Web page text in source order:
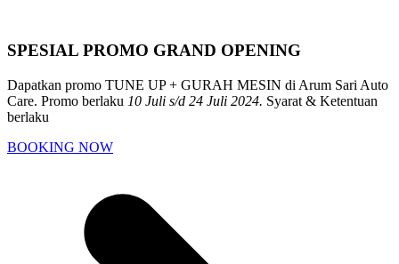
SPESIAL PROMO GRAND OPENING
Dapatkan promo TUNE UP + GURAH MESIN di Arum Sari Auto
Care. Promo berlaku 10 Juli s/d 24 Juli 2024. Syarat & Ketentuan
berlaku
BOOKING NOW